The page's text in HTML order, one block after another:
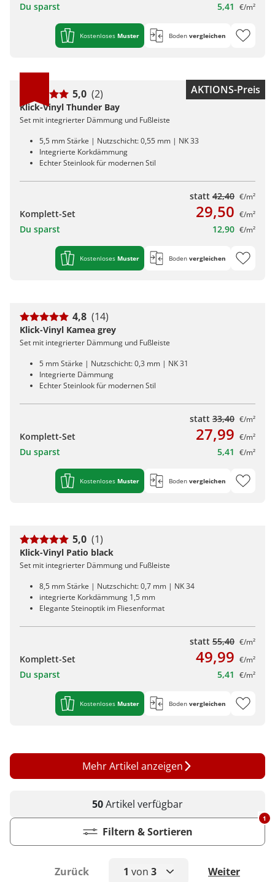
Du sparst 5,41 €/m²
Kostenloses Muster Boden vergleichen
AKTIONS-Preis
5,0 (2)
Klick-Vinyl Thunder Bay
Set mit integrierter Dämmung und Fußleiste
5,5 mm Stärke | Nutzschicht: 0,55 mm | NK 33
Integrierte Korkdämmung
Echter Steinlook für modernen Stil
statt 42,40 €/m²
Komplett-Set 29,50 €/m²
Du sparst 12,90 €/m²
Kostenloses Muster Boden vergleichen
4,8 (14)
Klick-Vinyl Kamea grey
Set mit integrierter Dämmung und Fußleiste
5 mm Stärke | Nutzschicht: 0,3 mm | NK 31
Integrierte Dämmung
Echter Steinlook für modernen Stil
statt 33,40 €/m²
Komplett-Set 27,99 €/m²
Du sparst 5,41 €/m²
Kostenloses Muster Boden vergleichen
5,0 (1)
Klick-Vinyl Patio black
Set mit integrierter Dämmung und Fußleiste
8,5 mm Stärke | Nutzschicht: 0,7 mm | NK 34
integrierte Korkdämmung 1,5 mm
Elegante Steinoptik im Fliesenformat
statt 55,40 €/m²
Komplett-Set 49,99 €/m²
Du sparst 5,41 €/m²
Kostenloses Muster Boden vergleichen
Mehr Artikel anzeigen
50Artikel verfügbar
Zurück 1 von 3 Weiter
Filtern & Sortieren
1